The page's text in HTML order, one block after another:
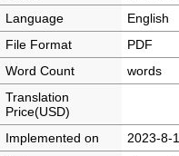
Language
English
File Format
PDF
Word Count
words
Translation
Price(USD)
Implemented on
2023-8-1